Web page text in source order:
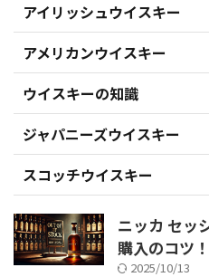
アイリッシュウイスキー
アメリカンウイスキー
ウイスキーの知識
ジャパニーズウイスキー
スコッチウイスキー
ニッカ セッ
購入のコツ
2025/10/13